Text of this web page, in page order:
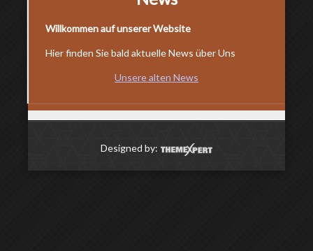
Willkommen auf unserer Website
Hier finden Sie bald aktuelle News über Uns
Unsere alten News
Designed by: